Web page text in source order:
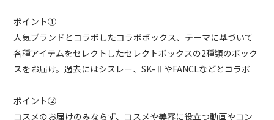
ポイント①
人気ブランドとコラボしたコラボボックス、テーマに基づいて
各種アイテムをセレクトしたセレクトボックスの2種類のボック
スをお届け。過去にはシスレー、SK-ⅡやFANCLなどとコラボ
ポイント②
コスメのお届けのみならず、コスメや美容に役立つ動画やコン